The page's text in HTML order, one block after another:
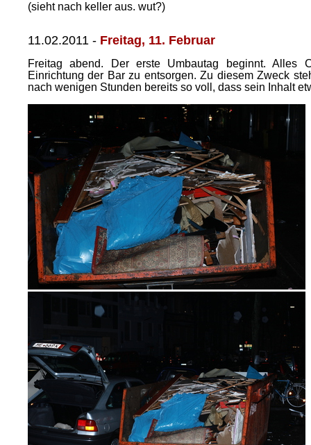
(sieht nach keller aus. wut?)
11.02.2011 - Freitag, 11. Februar
Freitag abend. Der erste Umbautag beginnt. Alles
Einrichtung der Bar zu entsorgen. Zu diesem Zweck
nach wenigen Stunden bereits so voll, dass sein Inhalt